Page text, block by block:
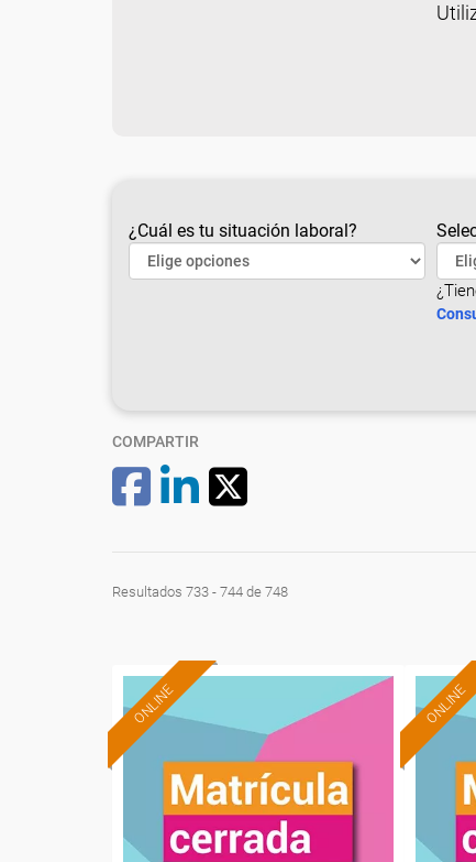
¿Cuál es tu situación laboral?
COMPARTIR
Resultados 733 - 744 de 748
ONLINE ONLINE